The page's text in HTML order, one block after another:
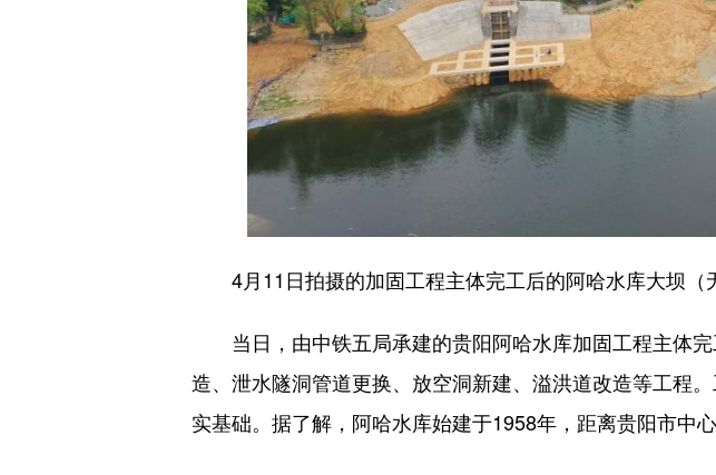
4月11日拍摄的加固工程主体完工后的阿哈水库大坝（
当日，由中铁五局承建的贵阳阿哈水库加固工程主体完
造、泄水隧洞管道更换、放空洞新建、溢洪道改造等工程
实基础。据了解，阿哈水库始建于1958年，距离贵阳市中